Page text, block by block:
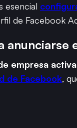
esencial
de Facebook
empresa
de Facebook,